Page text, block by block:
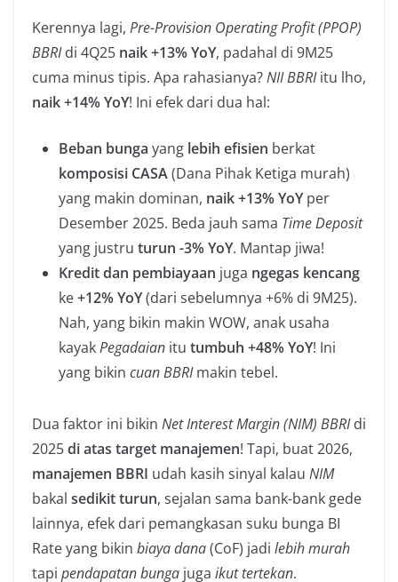
Kerennya lagi, Pre-Provision Operating Profit (PPOP)
BBRIdi 4Q25 naik +13% YoY, padahal di 9M25
cuma minus tipis. Apa rahasianya?NII BBRIitu lho,
naik +14% YoY! Ini efek dari dua hal:
Beban bunga yang lebih efisien berkat
komposisi CASA(Dana Pihak Ketiga murah)
yang makin dominan, naik +13% YoYper
Desember 2025. Beda jauh sama Time Deposit
yang justru turun -3% YoY. Mantap jiwa!
Kredit dan pembiayaan juga ngegas kencang
ke+12% YoY(dari sebelumnya +6% di 9M25).
Nah, yang bikin makin WOW, anak usaha
kayakPegadaian itu tumbuh +48% YoY! Ini
yang bikin cuan BBRImakin tebel.
Dua faktor ini bikin Net Interest Margin (NIM) BBRIdi
2025di atas target manajemen! Tapi, buat 2026,
manajemen BBRI udah kasih sinyal kalau NIM
bakal sedikit turun, sejalan sama bank-bank gede
lainnya, efek dari pemangkasan suku bunga BI
Rate yang bikin biaya dana(CoF) jadi lebih murah
tapi pendapatan bunga juga ikut tertekan.